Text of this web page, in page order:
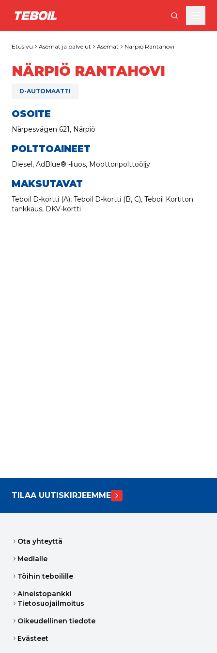
Siirry pääsisältöön
Etusivu Asemat ja palvelut Asemat Närpiö Rantahovi
NÄRPIÖ RANTAHOVI
D-AUTOMAATTI
OSOITE
Närpesvägen 621, Närpiö
POLTTOAINEET
Diesel, AdBlue® -liuos, Moottoripolttoöljy
MAKSUTAVAT
Teboil D-kortti (A), Teboil D-kortti (B, C), Teboil Kortiton
tankkaus, DKV-kortti
TILAA UUTISKIRJEEMME
Ota yhteyttä
Medialle
Töihin teboilille
Aineistopankki
Tietosuojailmoitus
Oikeudellinen tiedote
Evästeet